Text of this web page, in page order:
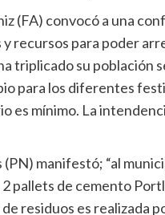
(FA) convocó a una
recursos para poder
triplicado su población
para los diferentes
es mínimo. La
manifestó; “al
pallets de cemento
residuos es realizada